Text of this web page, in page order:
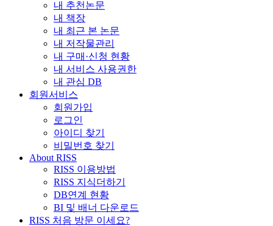
내 추천논문
내 책장
내 최근 본 논문
내 저작물관리
내 구매·신청 현황
내 서비스 사용권한
내 관심 DB
회원서비스
회원가입
로그인
아이디 찾기
비밀번호 찾기
About RISS
RISS 이용방법
RISS 지식더하기
DB연계 현황
BI 및 배너 다운로드
RISS 처음 방문 이세요?